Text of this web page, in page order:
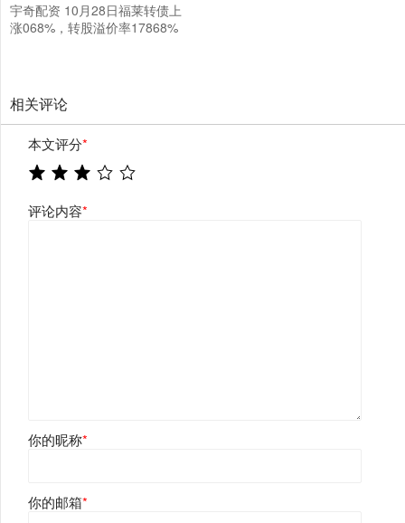
宇奇配资 10月28日福莱转债上
涨068%，转股溢价率17868%
相关评论
本文评分*
评论内容*
你的昵称*
你的邮箱*